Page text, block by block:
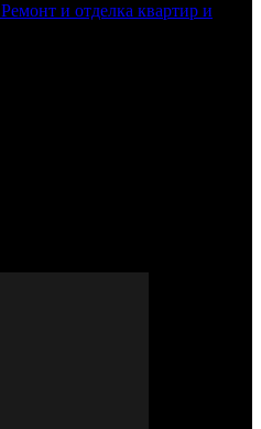
Ремонт и отделка квартир и